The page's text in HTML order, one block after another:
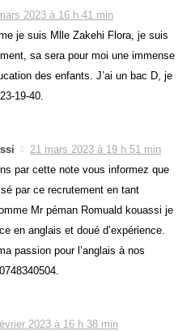
2023 à 16 h 41 min
je suis Mlle Zakehi Flora, je suis
sa sera pour moi une immense
des enfants. J’ai un bac D, je
19-40.
21 mars 2023 à 19 h 51 min
par cette note vous informez que
par ce recrutement en tant
Mr péman Romuald kouassi je
en anglais et doué d’expérience.
passion pour l’anglais à nos
2023 à 16 h 38 min